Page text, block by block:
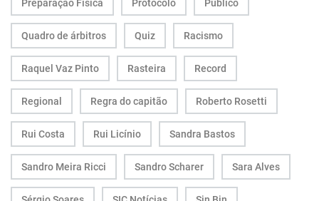
Preparação Física Protocolo Público
Quadro de árbitros Quiz Racismo
Raquel Vaz Pinto Rasteira Record
Regional Regra do capitão Roberto Rosetti
Rui Costa Rui Licínio Sandra Bastos
Sandro Meira Ricci Sandro Scharer Sara Alves